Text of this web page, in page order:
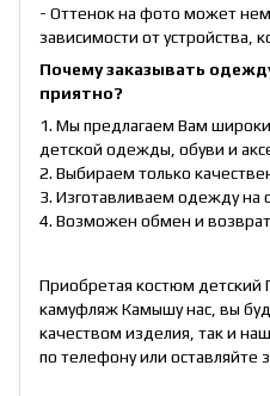
- Оттенок на фото может
зависимости от устройства,
Почему заказывать
приятно?
1. Мы предлагаем Вам
детской одежды, обуви и
2. Выбираем только
3. Изготавливаем одежду
4. Возможен обмен и
Приобретая костюм детский
камуфляж Камышу нас, вы
качеством изделия, так и
по телефону или оставляйте